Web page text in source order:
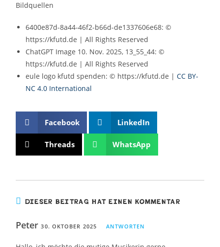
Bildquellen
6400e87d-8a44-46f2-b66d-de1337606e68: ©
https://kfutd.de | All Rights Reserved
ChatGPT Image 10. Nov. 2025, 13_55_44: ©
https://kfutd.de | All Rights Reserved
eule logo kfutd spenden: © https://kfutd.de |CC BY-
NC 4.0 International
Facebook LinkedIn
Threads WhatsApp
DIESER BEITRAG HAT EINEN KOMMENTAR
Peter30. OKTOBER 2025 ANTWORTEN